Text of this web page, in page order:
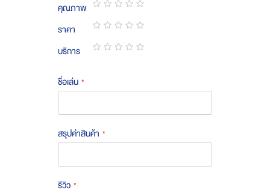
คุณภาพ
1
star
2
stars
3
stars
4
stars
5
stars
ราคา
1
star
2
stars
3
stars
4
stars
5
stars
บริการ
ชื่อเล่น
สรุปค่าสินค้า
รีวิว